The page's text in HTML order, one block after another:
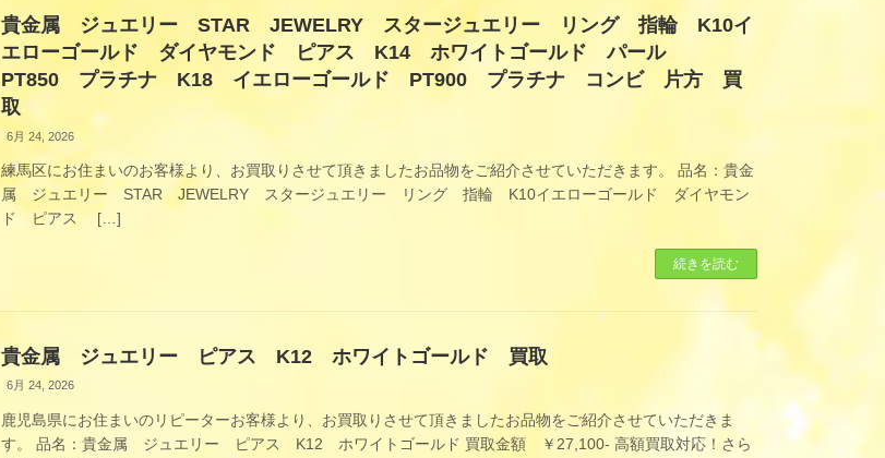
貴金属 ジュエリー STAR JEWELRY スタージュエリー リング 指輪 K10イ
エローゴールド ダイヤモンド ピアス K14 ホワイトゴールド パール
PT850 プラチナ K18 イエローゴールド PT900 プラチナ コンビ 片方 買
取
6月 24, 2026
練馬区にお住まいのお客様より、お買取りさせて頂きましたお品物をご紹介させていただきます。 品名：貴金
属 ジュエリー STAR JEWELRY スタージュエリー リング 指輪 K10イエローゴールド ダイヤモン
ド ピアス […]
続きを読む
貴金属 ジュエリー ピアス K12 ホワイトゴールド 買取
6月 24, 2026
鹿児島県にお住まいのリピーターお客様より、お買取りさせて頂きましたお品物をご紹介させていただきま
す。 品名：貴金属 ジュエリー ピアス K12 ホワイトゴールド 買取金額 ￥27,100- 高額買取対応！さら